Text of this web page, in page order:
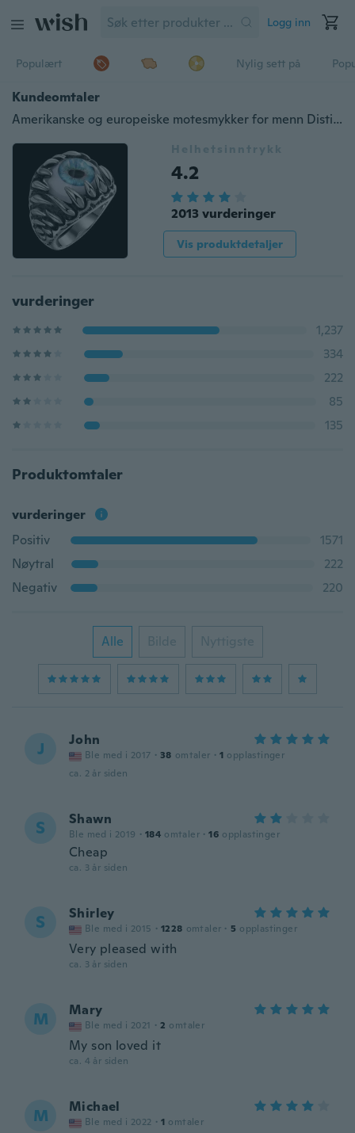
Logg inn
Populært Nylig sett på
Kundeomtaler
Amerikanske og europeiske motesmykker for menn Distinctive Eyeball Titanium Rings
Helhetsinntrykk
4.2
2013 vurderinger
Vis produktdetaljer
vurderinger
1,237
334
222
85
135
Produktomtaler
vurderinger
Positiv
1571
Nøytral
222
Negativ
220
Alle Bilde Nyttigste
J John
Ble med i 2017 · 38 omtaler · 1 opplastinger
ca. 2 år siden
S Shawn
Ble med i 2019 · 184 omtaler · 16 opplastinger
Cheap
ca. 3 år siden
S Shirley
Ble med i 2015 · 1228 omtaler · 5 opplastinger
Very pleased with
ca. 3 år siden
M Mary
Ble med i 2021 · 2 omtaler
My son loved it
ca. 4 år siden
M Michael
Ble med i 2022 · 1 omtaler